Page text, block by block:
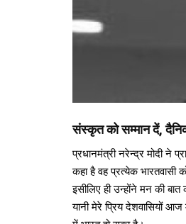
संस्कृत को सम्मान दें,
प्रधानमंत्री नरेन्द्र मोदी ने
कहा है वह प्रत्येक भारतवासी
इसीलिए ही उन्होंने मन की
यानी मेरे प्रिय देशवासियों